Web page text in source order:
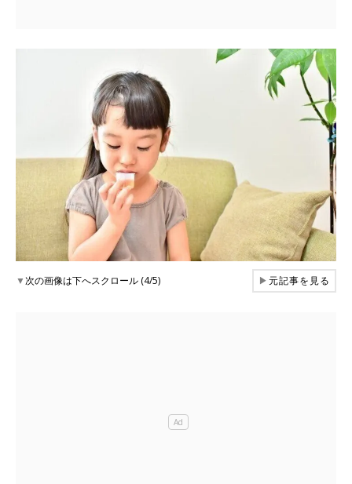
▼次の画像は下へスクロール (4/5) ▶元記事を見る